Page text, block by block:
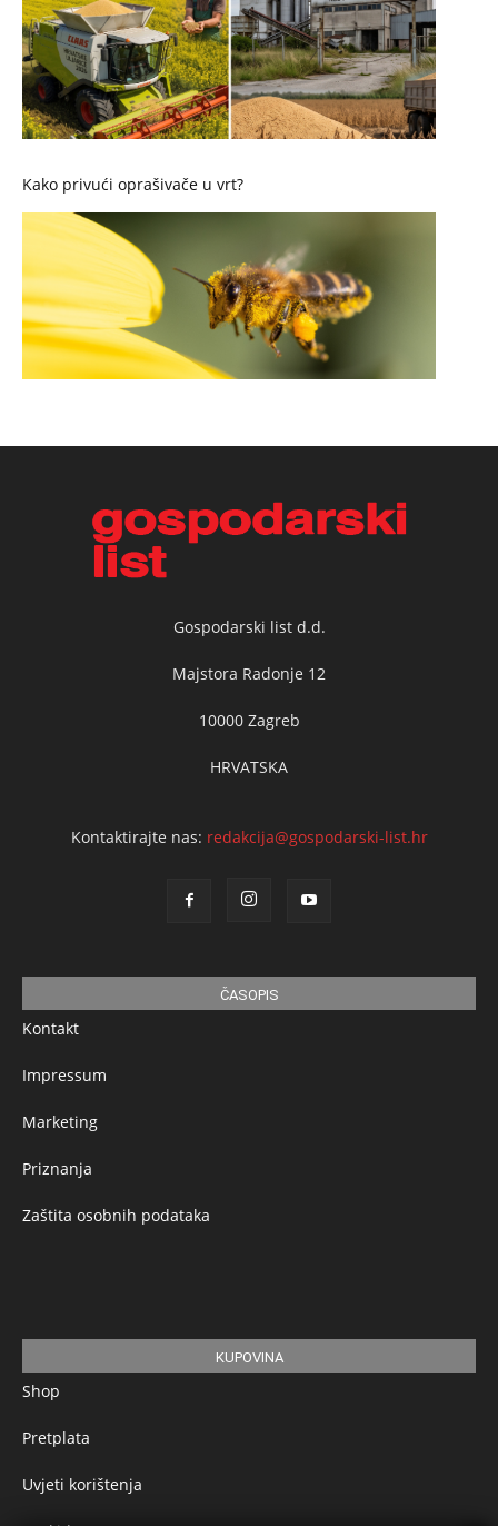
Kako privući oprašivače u vrt?
Gospodarski list d.d.
Majstora Radonje 12
10000 Zagreb
HRVATSKA
Kontaktirajte nas: redakcija@gospodarski-list.hr
ČASOPIS
Kontakt
Impressum
Marketing
Priznanja
Zaštita osobnih podataka
KUPOVINA
Shop
Pretplata
Uvjeti korištenja